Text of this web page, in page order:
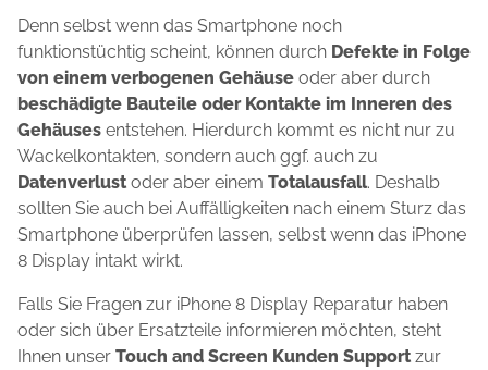
Denn selbst wenn das Smartphone noch
funktionstüchtig scheint, können durch Defekte in Folge
von einem verbogenen Gehäuse oder aber durch
beschädigte Bauteile oder Kontakte im Inneren des
Gehäuses entstehen. Hierdurch kommt es nicht nur zu
Wackelkontakten, sondern auch ggf. auch zu
Datenverlust oder aber einem Totalausfall. Deshalb
sollten Sie auch bei Auffälligkeiten nach einem Sturz das
Smartphone überprüfen lassen, selbst wenn das iPhone
8 Display intakt wirkt.
Falls Sie Fragen zur iPhone 8 Display Reparatur haben
oder sich über Ersatzteile informieren möchten, steht
Ihnen unser Touch and Screen Kunden Support zur